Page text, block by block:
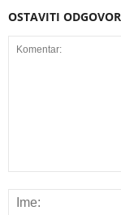
OSTAVITI ODGOVOR